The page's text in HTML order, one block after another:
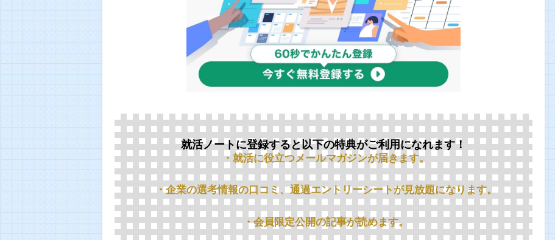
就活ノートに登録すると以下の特典がご利用になれます！
・就活に役立つメールマガジンが届きます。
・企業の選考情報の口コミ、通過エントリーシートが見放題になります。
・会員限定公開の記事が読めます。